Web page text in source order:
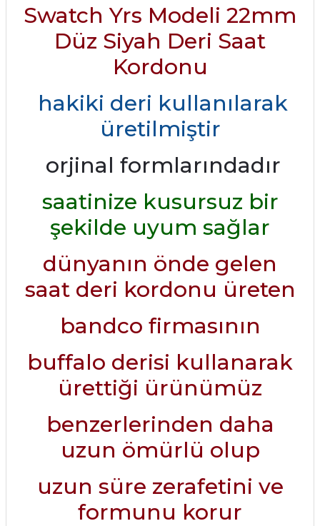
Swatch Yrs Modeli 22mm
Düz Siyah Deri Saat
Kordonu
hakiki deri kullanılarak
üretilmiştir
orjinal formlarındadır
saatinize kusursuz bir
şekilde uyum sağlar
dünyanın önde gelen
saat deri kordonu üreten
bandco firmasının
buffalo derisi kullanarak
ürettiği ürünümüz
benzerlerinden daha
uzun ömürlü olup
uzun süre zerafetini ve
formunu korur